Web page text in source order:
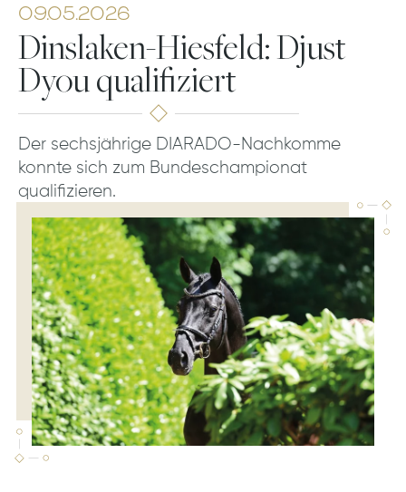
09.05.2026
Dinslaken-Hiesfeld: Djust
Dyou qualifiziert
Der sechsjährige DIARADO-Nachkomme
konnte sich zum Bundeschampionat
qualifizieren.